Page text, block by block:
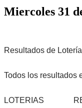
Miercoles 31
Resultados de
Todos los resultados
LOTERIAS